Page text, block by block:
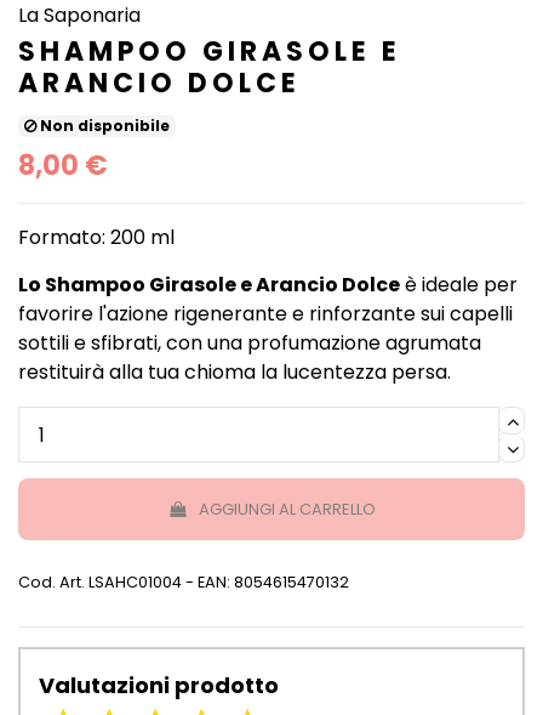
La Saponaria
SHAMPOO GIRASOLE E
ARANCIO DOLCE
Non disponibile
8,00 €
Formato: 200 ml
Lo Shampoo Girasole e Arancio Dolceè ideale per
favorire l'azione rigenerante e rinforzante sui capelli
sottili e sfibrati, con una profumazione agrumata
restituirà alla tua chioma la lucentezza persa.
AGGIUNGI AL CARRELLO
Cod. Art. LSAHC01004- EAN: 8054615470132
Valutazioni prodotto